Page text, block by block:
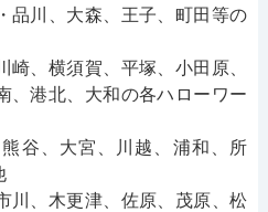
品川、大森、王子、町田等の
、横須賀、平塚、小田原、
、港北、大和の各ハローワー
谷、大宮、川越、浦和、所
川、木更津、佐原、茂原、松